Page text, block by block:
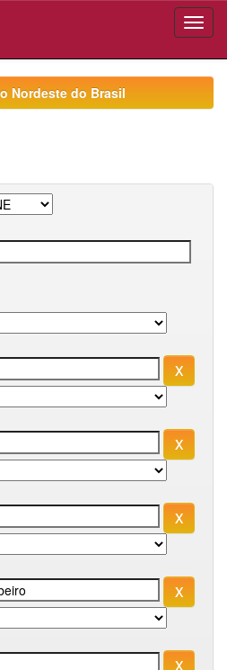
Nordeste do Brasil